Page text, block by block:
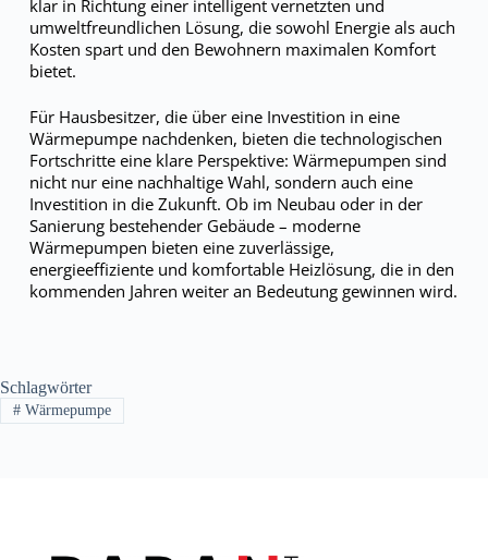
klar in Richtung einer intelligent vernetzten und
umweltfreundlichen Lösung, die sowohl Energie als auch
Kosten spart und den Bewohnern maximalen Komfort
bietet.
Für Hausbesitzer, die über eine Investition in eine
Wärmepumpe nachdenken, bieten die technologischen
Fortschritte eine klare Perspektive: Wärmepumpen sind
nicht nur eine nachhaltige Wahl, sondern auch eine
Investition in die Zukunft. Ob im Neubau oder in der
Sanierung bestehender Gebäude – moderne
Wärmepumpen bieten eine zuverlässige,
energieeffiziente und komfortable Heizlösung, die in den
kommenden Jahren weiter an Bedeutung gewinnen wird.
Schlagwörter
#Wärmepumpe